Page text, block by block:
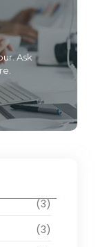
Ask
(3)
(3)